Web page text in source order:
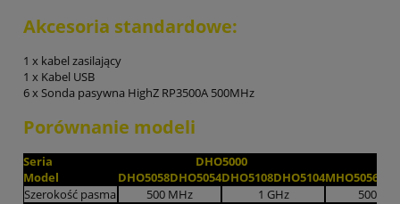
Akcesoria standardowe:
1 x kabel zasilający
1 x Kabel USB
6 x Sonda pasywna HighZ RP3500A 500MHz
Porównanie modeli
Seria
DHO5000
Model
DHO5058DHO5054DHO5108DHO5104MHO5056
Szerokość pasma
500 MHz 1 GHz 500